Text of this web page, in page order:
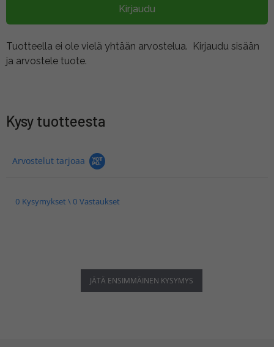
Kirjaudu
Tuotteella ei ole vielä yhtään arvostelua. Kirjaudu sisään
ja arvostele tuote.
Kysy tuotteesta
Arvostelut tarjoaa
0 Kysymykset \ 0 Vastaukset
JÄTÄ ENSIMMÄINEN KYSYMYS